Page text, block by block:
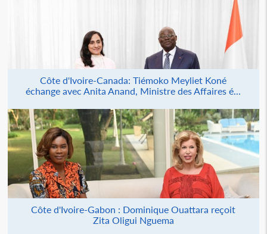
Côte d'Ivoire-Canada: Tiémoko Meyliet Koné
échange avec Anita Anand, Ministre des Affaires é...
Côte d'Ivoire-Gabon : Dominique Ouattara reçoit
Zita Oligui Nguema